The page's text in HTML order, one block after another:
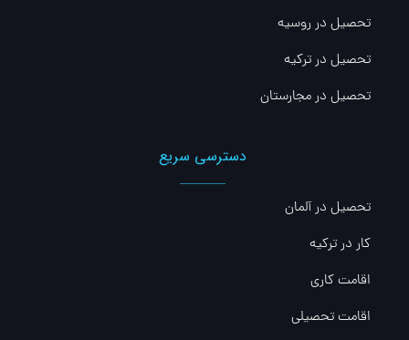
تحصیل در روسیه
تحصیل در ترکیه
تحصیل در مجارستان
دسترسی سریع
تحصیل در آلمان
کار در ترکیه
اقامت کاری
اقامت تحصیلی